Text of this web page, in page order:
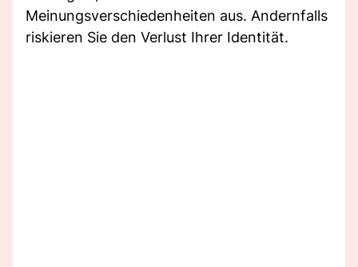
Meinungsverschiedenheiten aus. Andernfalls
riskieren Sie den Verlust Ihrer Identität.